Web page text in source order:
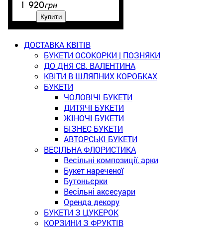
1 920грн
Купити
ДОСТАВКА КВІТІВ
БУКЕТИ ОСОКОРКИ | ПОЗНЯКИ
ДО ДНЯ СВ. ВАЛЕНТИНА
КВІТИ В ШЛЯПНИХ КОРОБКАХ
БУКЕТИ
ЧОЛОВІЧІ БУКЕТИ
ДИТЯЧІ БУКЕТИ
ЖІНОЧІ БУКЕТИ
БІЗНЕС БУКЕТИ
АВТОРСЬКІ БУКЕТИ
ВЕСІЛЬНА ФЛОРИСТИКА
Весільні композиції, арки
Букет нареченої
Бутоньєрки
Весільні аксесуари
Оренда декору
БУКЕТИ З ЦУКЕРОК
КОРЗИНИ З ФРУКТІВ